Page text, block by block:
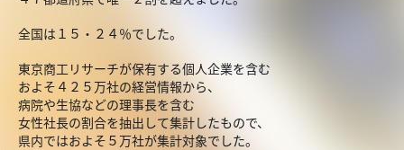
全国は１５・２４％でした。
東京商工リサーチが保有する個人企業を含む
およそ４２５万社の経営情報から、
病院や生協などの理事長を含む
女性社長の割合を抽出して集計したもので、
県内ではおよそ５万社が集計対象でした。